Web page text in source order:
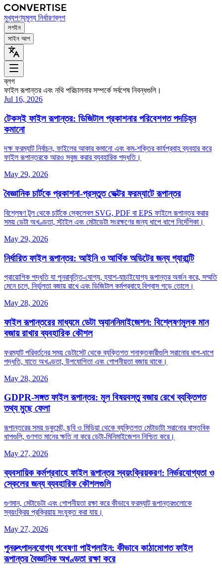
মুখ্যপণ্যমূল্য নির্ধারণব্লগ
লগইন
সাইন আপ
ব্লগ
ফাইল রূপান্তর এবং নথি পরিচালনার সম্পর্কে সর্বশেষ নিবন্ধগুলি।
Jul 16, 2026
টেকসই ফাইল রূপান্তর: ডিজিটাল প্রকাশনার পরিবেশগত পদচিহ্ন
কমানো
দক্ষ ফরম্যাট নির্বাচন, ফাইলের আকার কমানো এবং কম‑শক্তির কার্যপ্রবাহ ব্যবহার করে
ফাইল রূপান্তরকে আরও সবুজ করার ব্যবহারিক পদ্ধতি।
May 29, 2026
বৈজ্ঞানিক চার্টকে প্রকাশনা‑প্রস্তুত ভেক্টর ফরম্যাটে রূপান্তর
বিশ্লেষণ টুল থেকে চার্টকে স্কেলেবল SVG, PDF বা EPS ফাইলে রূপান্তর করার
সময় ডেটা অখণ্ডতা, স্টাইল এবং মেটাডেটা সংরক্ষণের জন্য ধাপে ধাপে নির্দেশিকা।
May 29, 2026
নির্ধারিত ফাইল রূপান্তর: আইনি ও আর্থিক অডিটের জন্য গ্যারান্টি
প্রায়োগিক পদ্ধতি যা পুনরাবৃত্তি‑যোগ্য, হ্যাশ‑যাচাইযোগ্য রূপান্তর অর্জন করে, সম্মতি
মেনে চলে, নির্ভুলতা বজায় রাখে এবং ডিজিটাল কর্মপ্রবাহে বিশ্বাস গড়ে তোলে।
May 28, 2026
ফাইল রূপান্তরের মাধ্যমে ডেটা অ্যাননিমাইজেশন: বিশ্লেষণমূলক মান
বজায় রাখার ব্যবহারিক কৌশল
ফরম্যাট পরিবর্তনের সময় ডেটাসেট থেকে ব্যক্তিগত শনাক্তকারীগুলি সরানোর ধাপ‑ধাপে
পদ্ধতি, যাতে অখণ্ডতা, উপযোগিতা এবং গোপনীয়তা বজায় থাকে।
May 28, 2026
GDPR‑সঙ্গত ফাইল রূপান্তর: মূল বিষয়বস্তু বজায় রেখে ব্যক্তিগত
তথ্য মুছে ফেলা
রূপান্তরের সময় ডকুমেন্ট, ছবি ও মিডিয়া থেকে ব্যক্তিগত মেটাডাটা সরানোর বাস্তবিক
ধাপগুলি, গুণগত মানের ক্ষতি না করে ডেটা‑মিনিমাইজেশন নিশ্চিত করে।
May 27, 2026
ব্যবসায়িক কর্মপ্রবাহে ফাইল রূপান্তর স্বয়ংক্রিয়করণ: নির্ভরযোগ্যতা ও
স্কেলের জন্য ব্যবহারিক কৌশলগুলি
গুণমান, মেটাডেটা এবং গোপনীয়তা রক্ষা করে কীভাবে ফরম্যাট রূপান্তরগুলোকে
স্বয়ংক্রিয় প্রক্রিয়ায় সংযুক্ত করা যায়।
May 27, 2026
পুনরুৎপাদনযোগ্য গবেষণা পাইপলাইন: কীভাবে কাঠামোগত ফাইল
রূপান্তর বৈজ্ঞানিক অখণ্ডতা রক্ষা করে